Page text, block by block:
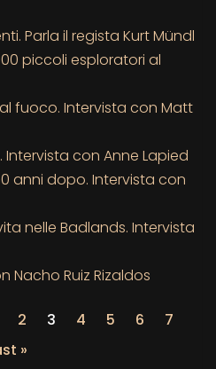
Parla il regista Kurt Mündl
piccoli esploratori al
fuoco. Intervista con Matt
con Anne Lapied
anni dopo. Intervista con
nelle Badlands. Intervista
Nacho Ruiz Rizaldos
2 3 4 5 6
7
»